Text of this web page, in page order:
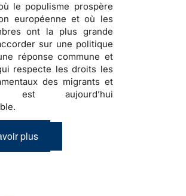
le populisme prospère
européenne et où les
ont la plus grande
sur une politique
réponse commune et
respecte les droits les
des migrants et
est aujourd’hui
plus